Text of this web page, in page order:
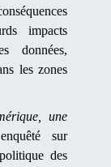
impacts
données,
les zones
une
sur
des